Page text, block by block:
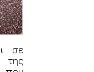
σε
της